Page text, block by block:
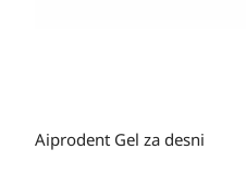
Aiprodent Gel za desni